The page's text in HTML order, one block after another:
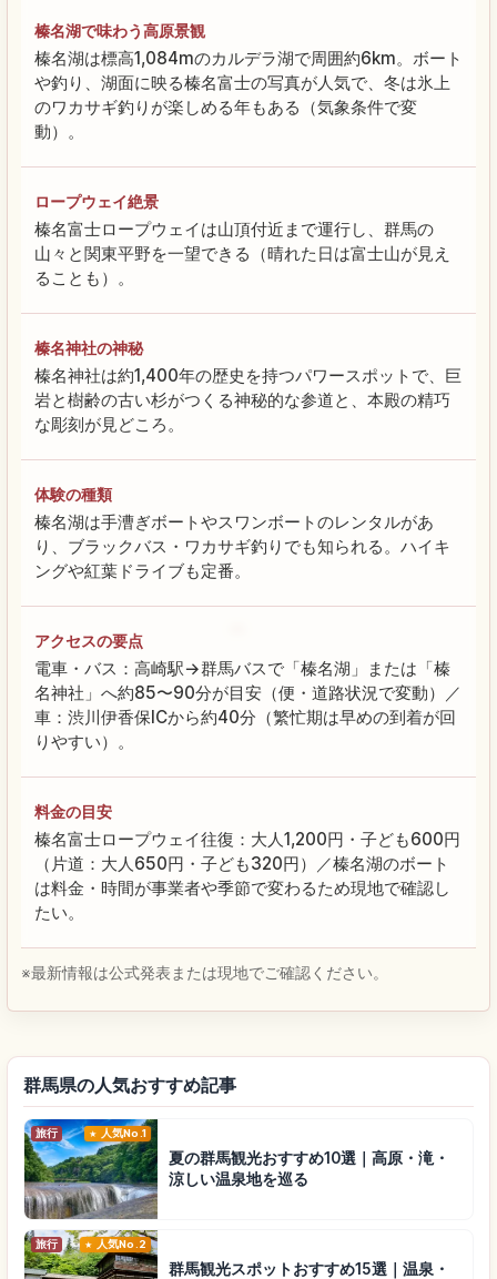
榛名湖で味わう高原景観
榛名湖は標高1,084mのカルデラ湖で周囲約6km。ボート
や釣り、湖面に映る榛名富士の写真が人気で、冬は氷上
のワカサギ釣りが楽しめる年もある（気象条件で変
動）。
ロープウェイ絶景
榛名富士ロープウェイは山頂付近まで運行し、群馬の
山々と関東平野を一望できる（晴れた日は富士山が見え
ることも）。
榛名神社の神秘
榛名神社は約1,400年の歴史を持つパワースポットで、巨
岩と樹齢の古い杉がつくる神秘的な参道と、本殿の精巧
な彫刻が見どころ。
体験の種類
榛名湖は手漕ぎボートやスワンボートのレンタルがあ
り、ブラックバス・ワカサギ釣りでも知られる。ハイキ
ングや紅葉ドライブも定番。
アクセスの要点
電車・バス：高崎駅→群馬バスで「榛名湖」または「榛
名神社」へ約85〜90分が目安（便・道路状況で変動）／
車：渋川伊香保ICから約40分（繁忙期は早めの到着が回
りやすい）。
料金の目安
榛名富士ロープウェイ往復：大人1,200円・子ども600円
（片道：大人650円・子ども320円）／榛名湖のボート
は料金・時間が事業者や季節で変わるため現地で確認し
たい。
※最新情報は公式発表または現地でご確認ください。
群馬県の人気おすすめ記事
旅行 人気No.1
夏の群馬観光おすすめ10選｜高原・滝・
涼しい温泉地を巡る
旅行 人気No.2
群馬観光スポットおすすめ15選｜温泉・